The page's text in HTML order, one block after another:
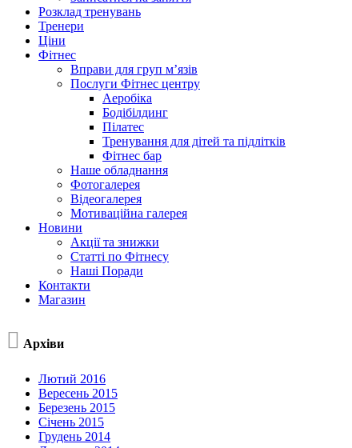
Розклад тренувань
Тренери
Ціни
Фітнес
Вправи для груп м’язів
Послуги Фітнес центру
Аеробіка
Бодібілдинг
Пілатес
Тренування для дітей та підлітків
Фітнес бар
Наше обладнання
Фотогалерея
Відеогалерея
Мотиваційна галерея
Новини
Акції та знижки
Статті по Фітнесу
Наші Поради
Контакти
Магазин
 Архіви
Лютий 2016
Вересень 2015
Березень 2015
Січень 2015
Грудень 2014